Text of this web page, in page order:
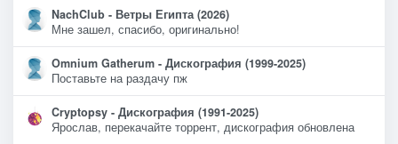
NachClub - Ветры Египта (2026)
Мне зашел, спасибо, оригинально!
Omnium Gatherum - Дискография (1999-2025)
Поставьте на раздачу пж
Cryptopsy - Дискография (1991-2025)
Ярослав, перекачайте торрент, дискография обновлена